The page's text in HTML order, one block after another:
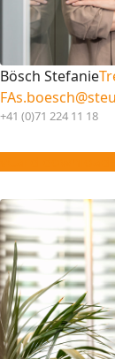
Bösch Stefanie
FA
+41 (0)71 224 11 18